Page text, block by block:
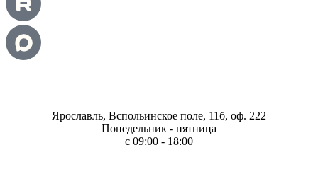
Ярославль, Вспольинское поле, 11б, оф. 222
Понедельник - пятница
с 09:00 - 18:00